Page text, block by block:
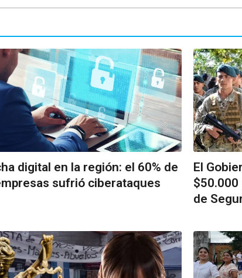
digital en la región: el 60% de
sufrió ciberataques
El
$50.000
de